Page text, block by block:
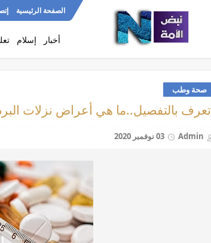
الصفحة الرئيسية
أخبار إسلام
صحة وطب
تعرف بالتفصيل..ما هي أعراض نزلات
Admin 03 نوفمبر 2020